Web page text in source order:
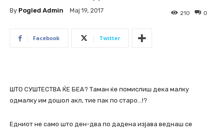
By Pogled Admin Мај 19, 2017 0
210
Facebook Twitter
ШТО СУШТЕСТВА ЌЕ БЕА? Таман ќе помислиш дека малку
одмалку им дошол акл, тие пак по старо…!?
Едниот не само што ден-два по дадена изјава веднаш се